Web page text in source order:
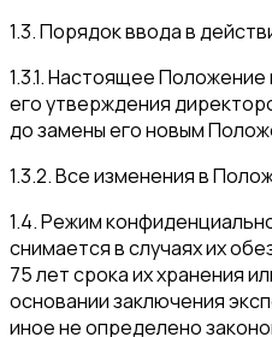
1.3. Порядок ввода в
1.3.1. Настоящее
его утверждения
до замены его новым
1.3.2. Все изменения в
1.4. Режим
снимается в случаях их
75 лет срока их хранения
основании заключения
иное не определено